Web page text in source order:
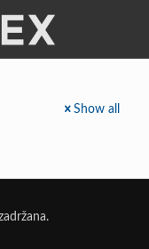
Show all